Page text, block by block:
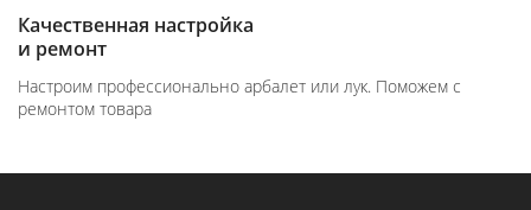
Качественная настройка
и ремонт
Настроим профессионально арбалет или лук. Поможем с
ремонтом товара